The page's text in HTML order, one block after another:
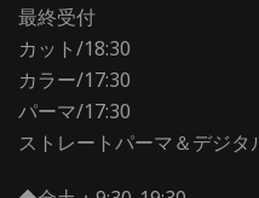
最終受付
カット/18:30
カラー/17:30
パーマ/17:30
ストレートパーマ＆デジタ